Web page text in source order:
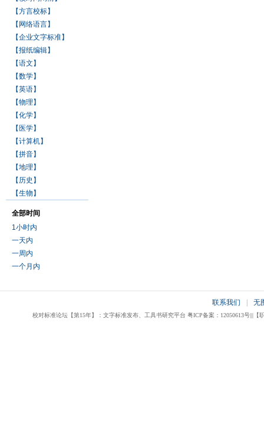
【方言校标】
【网络语言】
【企业文字标准】
【报纸编辑】
【语文】
【数学】
【英语】
【物理】
【化学】
【医学】
【计算机】
【拼音】
【地理】
【历史】
【生物】
全部时间
1小时内
一天内
一周内
一个月内
联系我们 无
校对标准论坛【第15年】：文字标准发布、工具书研究平台 粤ICP备案：12050613号|||【